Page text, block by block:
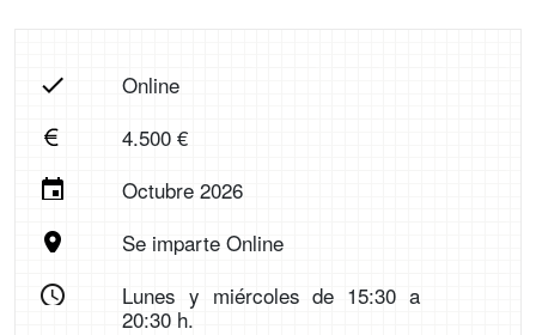
Online
4.500 €
Octubre 2026
Se imparte Online
Lunes y miércoles de 15:30 a
20:30 h.